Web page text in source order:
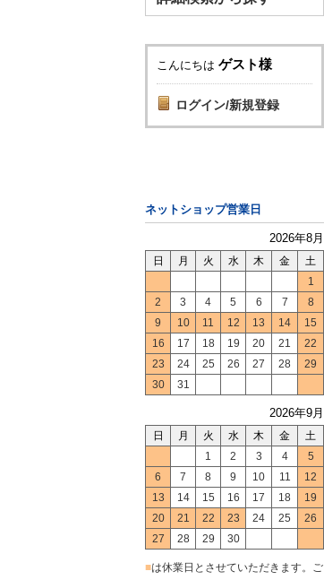
こんにちは ゲスト様
ログイン/新規登録
ネットショップ営業日
2026年8月
日 月 火 水 木 金
土
1
2
3 4 5 6 7
8
9
10 11 12 13 14
15
16
17 18 19 20 21
22
23
24 25 26 27 28
29
30
31
2026年9月
日 月 火 水 木 金
土
1
2 3 4
5
6
7 8 9 10 11
12
13
14 15 16 17 18
19
20
21 22 23 24 25
26
27
28 29 30
■は休業日とさせていただきます。ご